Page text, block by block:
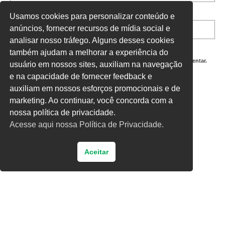
Site
Salvar meus dados neste navegador para a próxima vez que eu comentar.
Digite uma resposta em números:
3 × 3 =
Usamos cookies para personalizar conteúdo e
anúncios, fornecer recursos de mídia social e
analisar nosso tráfego. Alguns desses cookies
também ajudam a melhorar a experiência do
usuário em nossos sites, auxiliam na navegação
e na capacidade de fornecer feedback e
auxiliam em nossos esforços promocionais e de
marketing. Ao continuar, você concorda com a
nossa política de privacidade.
Acesse aqui nossa Política de Privacidade.
Aceitar